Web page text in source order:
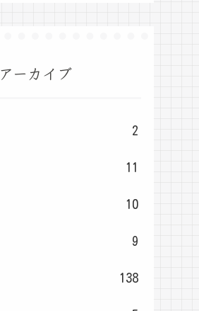
アーカイブ
2
11
10
9
138